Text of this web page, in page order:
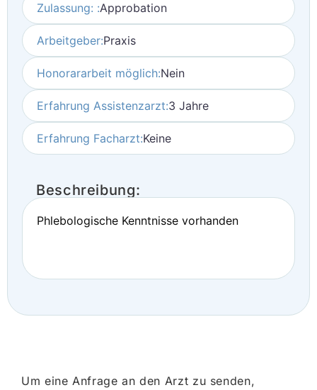
Zulassung: :Approbation
Arbeitgeber:Praxis
Honorararbeit möglich:Nein
Erfahrung Assistenzarzt:3 Jahre
Erfahrung Facharzt:Keine
Beschreibung:
Phlebologische Kenntnisse vorhanden
Um eine Anfrage an den Arzt zu senden,